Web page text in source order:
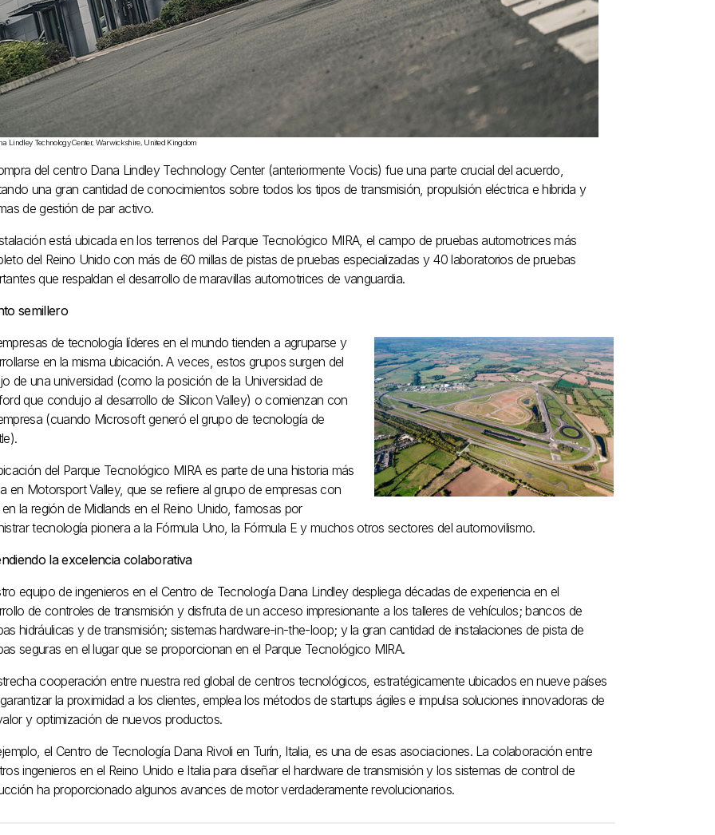
Lindley Technology Center, Warwickshire, United Kingdom
del centro Dana Lindley Technology Center (anteriormente Vocis) fue una parte crucial del acuerdo,
una gran cantidad de conocimientos sobre todos los tipos de transmisión, propulsión eléctrica e híbrida y
de gestión de par activo.
está ubicada en los terrenos del Parque Tecnológico MIRA, el campo de pruebas automotrices más
del Reino Unido con más de 60 millas de pistas de pruebas especializadas y 40 laboratorios de pruebas
que respaldan el desarrollo de maravillas automotrices de vanguardia.
semillero
de tecnología líderes en el mundo tienden a agruparse y
en la misma ubicación. A veces, estos grupos surgen del
de una universidad (como la posición de la Universidad de
que condujo al desarrollo de Silicon Valley) o comienzan con
(cuando Microsoft generó el grupo de tecnología de
del Parque Tecnológico MIRA es parte de una historia más
en Motorsport Valley, que se refiere al grupo de empresas con
la región de Midlands en el Reino Unido, famosas por
tecnología pionera a la Fórmula Uno, la Fórmula E y muchos otros sectores del automovilismo.
la excelencia colaborativa
equipo de ingenieros en el Centro de Tecnología Dana Lindley despliega décadas de experiencia en el
de controles de transmisión y disfruta de un acceso impresionante a los talleres de vehículos; bancos de
hidráulicas y de transmisión; sistemas hardware-in-the-loop; y la gran cantidad de instalaciones de pista de
seguras en el lugar que se proporcionan en el Parque Tecnológico MIRA.
cooperación entre nuestra red global de centros tecnológicos, estratégicamente ubicados en nueve países
la proximidad a los clientes, emplea los métodos de startups ágiles e impulsa soluciones innovadoras de
y optimización de nuevos productos.
el Centro de Tecnología Dana Rivoli en Turín, Italia, es una de esas asociaciones. La colaboración entre
ingenieros en el Reino Unido e Italia para diseñar el hardware de transmisión y los sistemas de control de
ha proporcionado algunos avances de motor verdaderamente revolucionarios.